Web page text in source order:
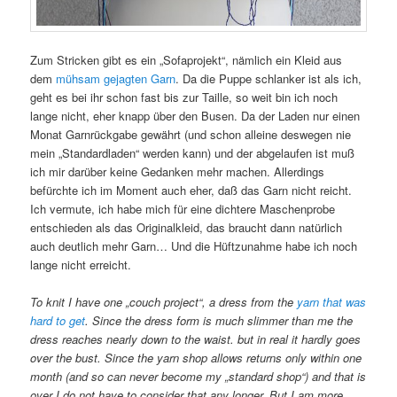
Zum Stricken gibt es ein „Sofaprojekt“, nämlich ein Kleid aus
dem mühsam gejagten Garn. Da die Puppe schlanker ist als ich,
geht es bei ihr schon fast bis zur Taille, so weit bin ich noch
lange nicht, eher knapp über den Busen. Da der Laden nur einen
Monat Garnrückgabe gewährt (und schon alleine deswegen nie
mein „Standardladen“ werden kann) und der abgelaufen ist muß
ich mir darüber keine Gedanken mehr machen. Allerdings
befürchte ich im Moment auch eher, daß das Garn nicht reicht.
Ich vermute, ich habe mich für eine dichtere Maschenprobe
entschieden als das Originalkleid, das braucht dann natürlich
auch deutlich mehr Garn… Und die Hüftzunahme habe ich noch
lange nicht erreicht.
To knit I have one „couch project“, a dress from the yarn that was
hard to get. Since the dress form is much slimmer than me the
dress reaches nearly down to the waist. but in real it hardly goes
over the bust. Since the yarn shop allows returns only within one
month (and so can never become my „standard shop“) and that is